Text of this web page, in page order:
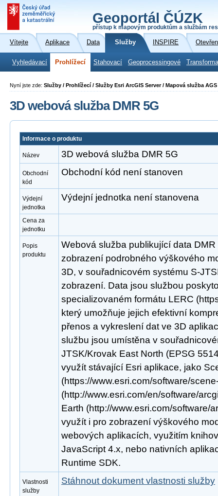
Geoportál ČÚZK
přístup k mapovým produktům a službám
Vítejte Aplikace Data Služby INSPIRE
Vyhledávací Prohlížecí Stahovací Geoprocessingové
Nyní jste zde: Služby / Prohlížecí / Služby Esri ArcGIS Server / Mapová služba
3D webová služba DMR 5G
Informace o produktu
Název 3D webová služba DMR 5G
Obchodní
kód
Obchodní kód není stanoven
Výdejní
jednotka
Výdejní jednotka není stanovena
Cena za
jednotku
Popis
produktu
Webová služba publikující data
zobrazení podrobného výškového
3D, v souřadnicovém systému S-
zobrazení. Data jsou službou
specializovaném formátu LERC
který umožňuje jejich efektivní
přenos a vykreslení dat ve 3D
službu jsou umístěna v
JTSK/Krovak East North (EPSG
využít stávající Esri aplikace, jako
(https://www.esri.com/software/
(http://www.esri.com/en/software/
Earth (http://www.esri.com/software/
využít i pro zobrazení výškového
webových aplikacích, využitím
JavaScript 4.x, nebo nativních
Runtime SDK.
Vlastnosti
služby
Stáhnout dokument vlastnosti služby